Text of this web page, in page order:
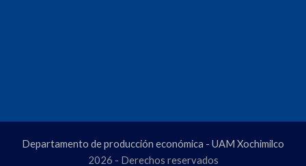
Departamento de producción económica - UAM Xochimilco
2026 - Derechos reservados